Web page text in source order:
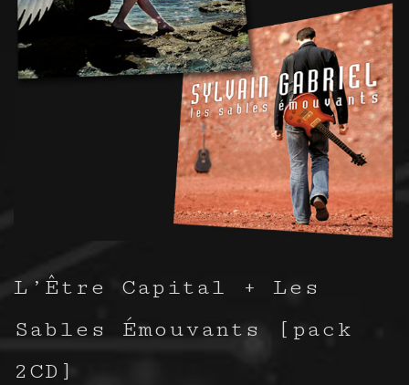
L’Être Capital + Les
Sables Émouvants [pack
2CD]